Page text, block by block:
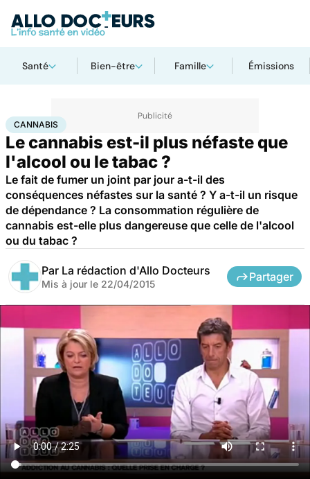
Santé Bien-être Famille Émissions
AccueilSanté Maladies
CANNABIS
Le cannabis est-il plus néfaste que
l'alcool ou le tabac ?
Le fait de fumer un joint par jour a-t-il des
conséquences néfastes sur la santé ? Y a-t-il un risque
de dépendance ? La consommation régulière de
cannabis est-elle plus dangereuse que celle de l'alcool
ou du tabac ?
Par La rédaction d'Allo Docteurs
Mis à jour le 22/04/2015
Partager